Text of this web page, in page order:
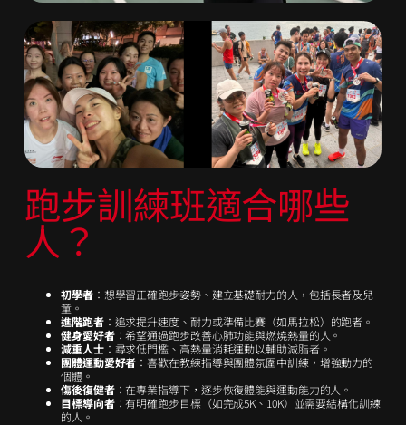
跑步訓練班​適合哪些
人？
初學者：想學習正確跑步姿勢、建立基礎耐力的人，包括長者及兒
童。
進階跑者：追求提升速度、耐力或準備比賽（如馬拉松）的跑者。
健身愛好者：希望通過跑步改善心肺功能與燃燒熱量的人。
減重人士：尋求低門檻、高熱量消耗運動以輔助減脂者。
團體運動愛好者 ：喜歡在教練指導與團體氛圍中訓練，增強動力的
個體。
傷後復健者：在專業指導下，逐步恢復體能與運動能力的人。
目標導向者：有明確跑步目標（如完成5K、10K）並需要結構化訓練
的人。